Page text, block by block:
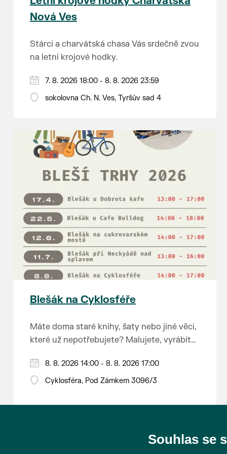
Nová Ves
Stárci a charvátská chasa Vás srdečně zvou
na letní krojové hodky.
PÁTEK 7. srpna
18:00 - ruční stavění máje
14:00 - krojový průvod pro stárky od
hostince “U Buvola”
16:00 - odpolední zábava na sokolovně
21:00 - večerní zábava
K tanci a poslechu bude hrát DH
Lanžhotčané.
Těšíme se na Vás!
7. 8. 2026 18:00 - 8. 8. 2026 23:59
sokolovna Ch. N. Ves, Tyršův sad 4
Blešák na Cyklosféře
Máte doma staré knihy, šaty nebo jiné věci,
které už nepotřebujete? Malujete, vyrábíte
Chcete se zbavit staré sbírky, která
zbytečně leží na půdě? Překáží vám ve
Anebo byste rádi našli poklady za pár
Prodejce prosíme tradičně o příchod 30
8. 8. 2026 14:00 - 8. 8. 2026 17:00
Cyklosféra, Pod Zámkem 3096/3
Souhlas se